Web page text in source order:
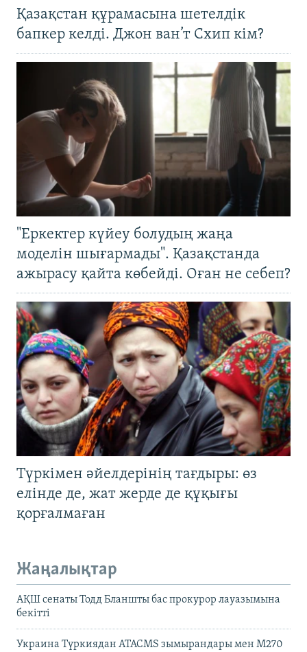
Қазақстан құрамасына шетелдік
бапкер келді. Джон ван’т Схип кім?
"Еркектер күйеу болудың жаңа
моделін шығармады". Қазақстанда
ажырасу қайта көбейді. Оған не себеп?
Түркімен әйелдерінің тағдыры: өз
елінде де, жат жерде де құқығы
қорғалмаған
Жаңалықтар
АҚШ сенаты Тодд Бланшты бас прокурор лауазымына
бекітті
Украина Түркиядан ATACMS зымырандары мен M270